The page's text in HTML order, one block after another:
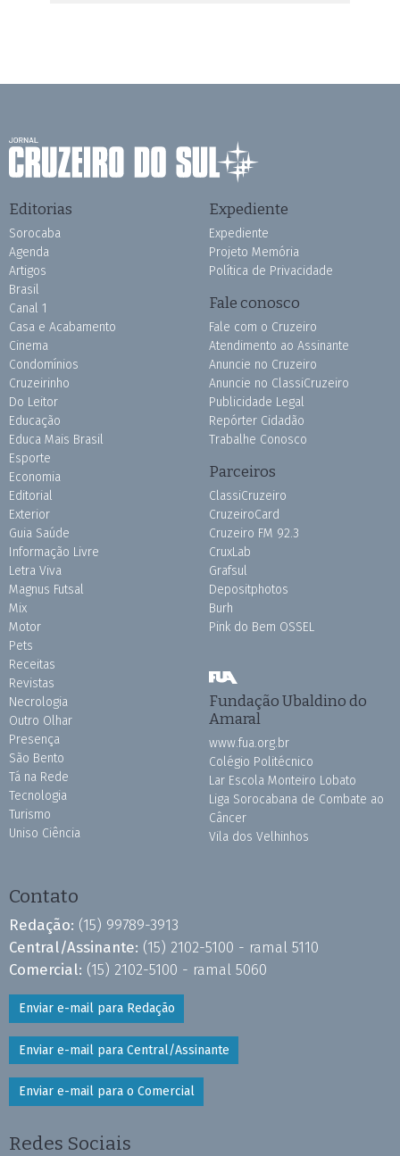
Editorias
Sorocaba
Agenda
Artigos
Brasil
Canal 1
Casa e Acabamento
Cinema
Condomínios
Cruzeirinho
Do Leitor
Educação
Educa Mais Brasil
Esporte
Economia
Editorial
Exterior
Guia Saúde
Informação Livre
Letra Viva
Magnus Futsal
Mix
Motor
Pets
Receitas
Revistas
Necrologia
Outro Olhar
Presença
São Bento
Tá na Rede
Tecnologia
Turismo
Uniso Ciência
Expediente
Expediente
Projeto Memória
Política de Privacidade
Fale conosco
Fale com o Cruzeiro
Atendimento ao Assinante
Anuncie no Cruzeiro
Anuncie no ClassiCruzeiro
Publicidade Legal
Repórter Cidadão
Trabalhe Conosco
Parceiros
ClassiCruzeiro
CruzeiroCard
Cruzeiro FM 92.3
CruxLab
Grafsul
Depositphotos
Burh
Pink do Bem OSSEL
Fundação Ubaldino do
Amaral
www.fua.org.br
Colégio Politécnico
Lar Escola Monteiro Lobato
Liga Sorocabana de Combate ao
Câncer
Vila dos Velhinhos
Contato
Redação: (15) 99789-3913
Central/Assinante: (15) 2102-5100 - ramal 5110
Comercial: (15) 2102-5100 - ramal 5060
Enviar e-mail para Redação
Enviar e-mail para Central/Assinante
Enviar e-mail para o Comercial
Redes Sociais